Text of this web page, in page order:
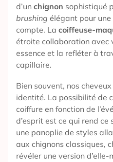
d’un chignon sophistiqué
brushing élégant pour
compte. La coiffeuse-
étroite collaboration avec
essence et la refléter à
capillaire.
Bien souvent, nos
identité. La possibilité de
coiffure en fonction de
d’esprit est ce qui rend
une panoplie de styles
aux chignons classiques,
révéler une version